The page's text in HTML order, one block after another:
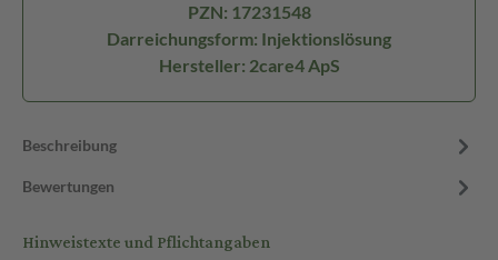
PZN: 17231548
Darreichungsform: Injektionslösung
Hersteller: 2care4 ApS
Beschreibung
Bewertungen
Hinweistexte und Pflichtangaben